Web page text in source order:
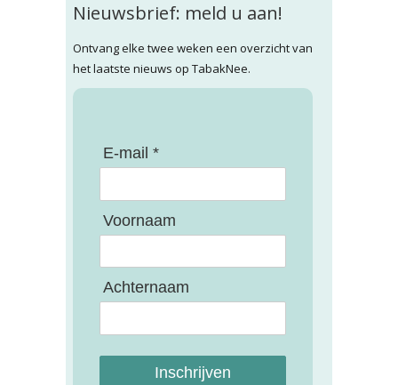
Nieuwsbrief: meld u aan!
Ontvang elke twee weken een overzicht van
het laatste nieuws op TabakNee.
E-mail *
Voornaam
Achternaam
Inschrijven